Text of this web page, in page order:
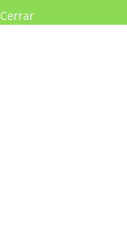
Cerrar